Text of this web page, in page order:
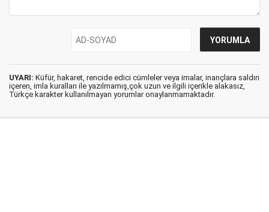
UYARI: Küfür, hakaret, rencide edici cümleler veya imalar, inançlara saldırı
içeren, imla kuralları ile yazılmamış,çok uzun ve ilgili içerikle alakasız,
Türkçe karakter kullanılmayan yorumlar onaylanmamaktadır.